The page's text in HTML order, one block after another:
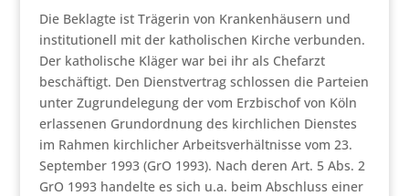
Die Beklagte ist Trägerin von Krankenhäusern und
institutionell mit der katholischen Kirche verbunden.
Der katholische Kläger war bei ihr als Chefarzt
beschäftigt. Den Dienstvertrag schlossen die Parteien
unter Zugrundelegung der vom Erzbischof von Köln
erlassenen Grundordnung des kirchlichen Dienstes
im Rahmen kirchlicher Arbeitsverhältnisse vom 23.
September 1993 (GrO 1993). Nach deren Art. 5 Abs. 2
GrO 1993 handelte es sich u.a. beim Abschluss einer